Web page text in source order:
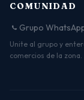
COMUNIDAD
Grupo
Unite al grupo y
comercios de la zona.